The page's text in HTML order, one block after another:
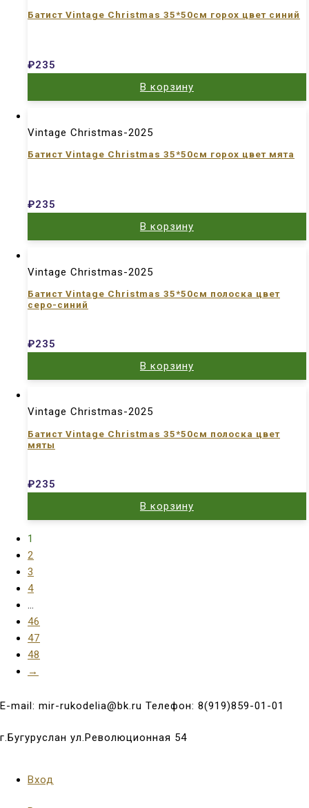
Батист Vintage Christmas 35*50см горох цвет синий
₽235
В корзину
Vintage Christmas-2025
Батист Vintage Christmas 35*50см горох цвет мята
₽235
В корзину
Vintage Christmas-2025
Батист Vintage Christmas 35*50см полоска цвет
серо-синий
₽235
В корзину
Vintage Christmas-2025
Батист Vintage Christmas 35*50см полоска цвет
мяты
₽235
В корзину
1
2
3
4
…
46
47
48
→
E-mail: mir-rukodelia@bk.ru Телефон: 8(919)859-01-01
г.Бугуруслан ул.Революционная 54
Вход